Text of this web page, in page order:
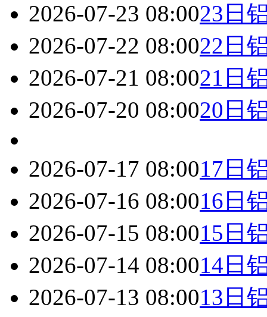
2026-07-23 08:0023日
2026-07-22 08:0022日
2026-07-21 08:0021日
2026-07-20 08:0020日
2026-07-17 08:0017日
2026-07-16 08:0016日
2026-07-15 08:0015日
2026-07-14 08:0014日
2026-07-13 08:0013日